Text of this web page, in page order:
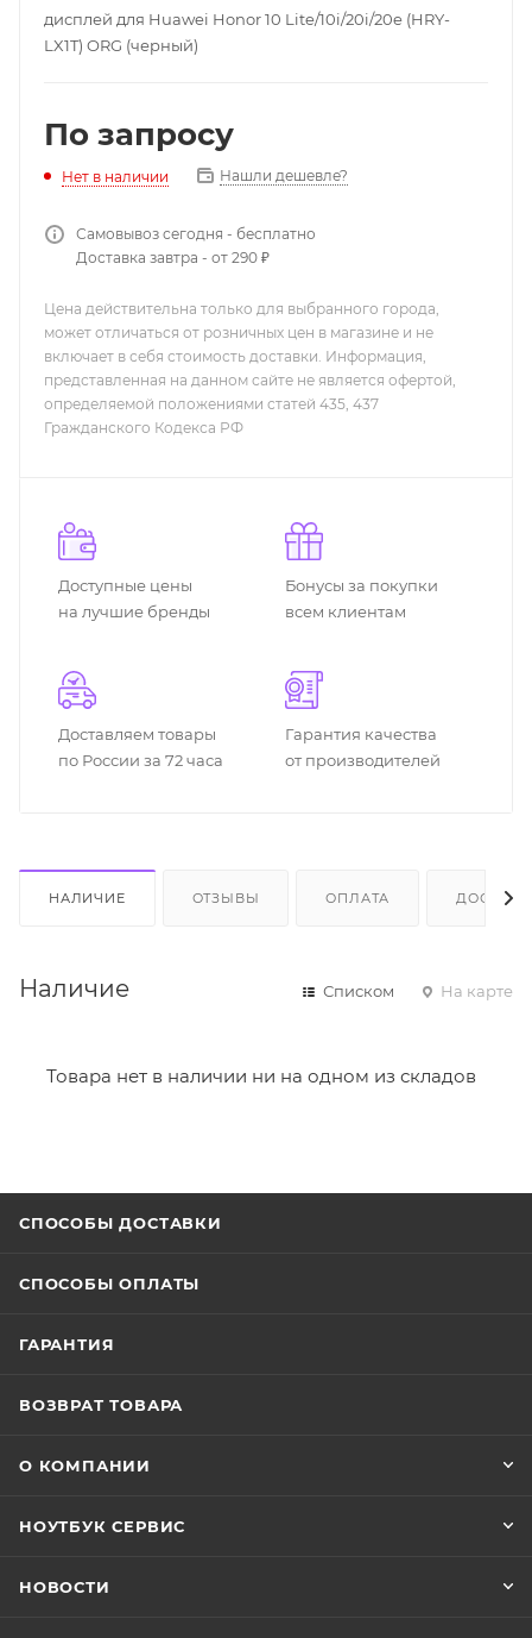
дисплей для Huawei Honor 10 Lite/10i/20i/20e (HRY-
LX1T) ORG (черный)
По запросу
Нет в наличии Нашли дешевле?
Самовывоз сегодня - бесплатно
Доставка завтра - от 290 ₽
Цена действительна только для выбранного города,
может отличаться от розничных цен в магазине и не
включает в себя стоимость доставки. Информация,
представленная на данном сайте не является офертой,
определяемой положениями статей 435, 437
Гражданского Кодекса РФ
Доступные цены
на лучшие бренды
Бонусы за покупки
всем клиентам
Доставляем товары
по России за 72 часа
Гарантия качества
от производителей
НАЛИЧИЕ ОТЗЫВЫ ОПЛАТА
Наличие Списком На карте
Товара нет в наличии ни на одном из складов
СПОСОБЫ ДОСТАВКИ
СПОСОБЫ ОПЛАТЫ
ГАРАНТИЯ
ВОЗВРАТ ТОВАРА
О КОМПАНИИ
НОУТБУК СЕРВИС
НОВОСТИ